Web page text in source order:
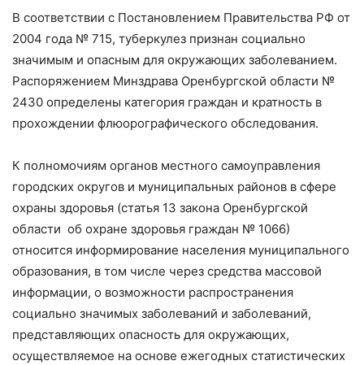
В соответствии с Постановлением Правительства РФ от
2004 года № 715, туберкулез признан социально
значимым и опасным для окружающих заболеванием.
Распоряжением Минздрава Оренбургской области №
2430 определены категория граждан и кратность в
прохождении флюорографического обследования.
К полномочиям органов местного самоуправления
городских округов и муниципальных районов в сфере
охраны здоровья (статья 13 закона Оренбургской
области об охране здоровья граждан № 1066)
относится информирование населения муниципального
образования, в том числе через средства массовой
информации, о возможности распространения
социально значимых заболеваний и заболеваний,
представляющих опасность для окружающих,
осуществляемое на основе ежегодных статистических